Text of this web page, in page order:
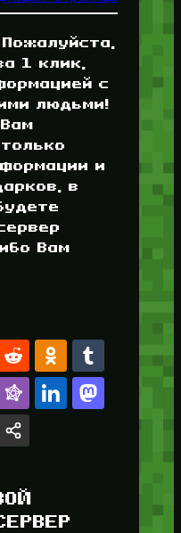
1 клик,
с
людьми!
и
в
Вам